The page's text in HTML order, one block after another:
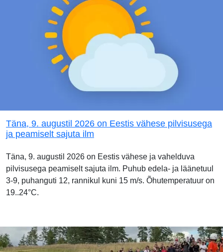
Täna, 9. augustil 2026 on Eestis vähese pilvisusega
ja peamiselt sajuta ilm
Täna, 9. augustil 2026 on Eestis vähese ja vahelduva
pilvisusega peamiselt sajuta ilm. Puhub edela- ja läänetuul
3-9, puhanguti 12, rannikul kuni 15 m/s. Õhutemperatuur on
19..24°C.